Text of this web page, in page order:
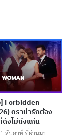
งและความไม่
ะจำวัน เช่น
หรือ
เชื่อมโยงกับ
ละเมิดความ
งหนังเรื่องนี้
] Forbidden
ดราม่ารักต้อง
ดังไม่ถึงแก่น
1 สัปดาห์ ที่ผ่านมา